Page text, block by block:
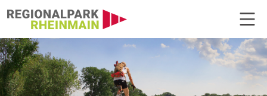
Niddaradweg zur Frankfurter
Hauptnavigation